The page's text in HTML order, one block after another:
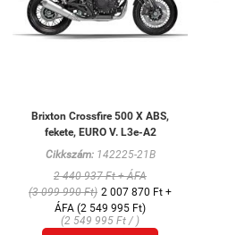
Brixton Crossfire 500 X ABS,
fekete, EURO V. L3e-A2
Cikkszám:142225-21B
2 440 937 Ft + ÁFA
(3 099 990 Ft) 2 007 870 Ft +
ÁFA (2 549 995 Ft)
(2 549 995 Ft / )